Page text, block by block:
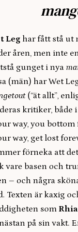
Leg har fått stå ut
åren, men inte
gunget i nya
(män) har Wet
(“ät allt”,
kritiker, både i
way, you bottom
way, get lost
förneka att
vare basen och
– och några
Texten är kaxig
som
på sin vakt.